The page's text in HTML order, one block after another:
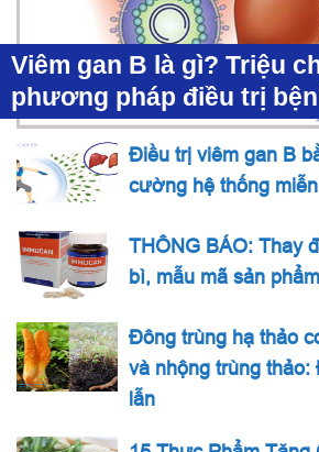
Viêm gan B là gì? Triệu
phương pháp điều trị
Điều trị viêm gan B
cường hệ thống
THÔNG BÁO: Thay
bì, mẫu mã sản
Đông trùng hạ thảo
và nhộng trùng
lẫn